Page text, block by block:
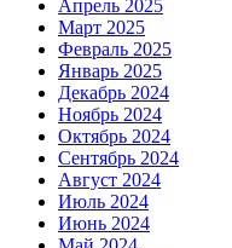
Апрель 2025
Март 2025
Февраль 2025
Январь 2025
Декабрь 2024
Ноябрь 2024
Октябрь 2024
Сентябрь 2024
Август 2024
Июль 2024
Июнь 2024